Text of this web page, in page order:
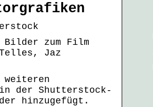
zum Film
Jaz
weiteren
der Shutterstock-
hinzugefügt.